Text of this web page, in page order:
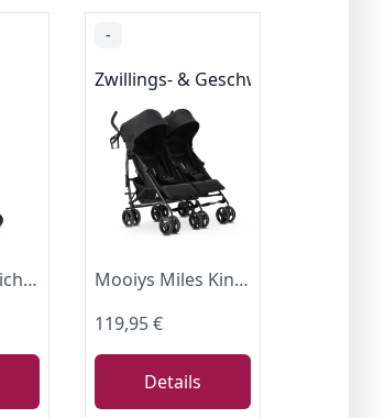
hauck federleichter Reisebuggy 5,9 kg schnell klappbar, Sport Charcoal
-
Zwillings- & Geschwisterwagen
Mooiys Miles Kinderwagen Buggy 2 in 1 - klein zusammenklappbar - 6 Monaten bis 4 Jahre - Baby Wagen belastbar bis 44kg - Kinderbuggy klappbar - kompact & faltbar - Schwarz
119,95 €
Details